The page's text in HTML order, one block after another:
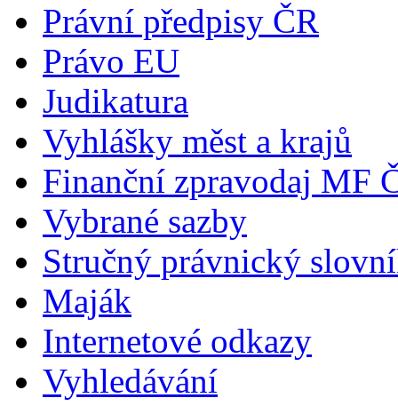
Právní předpisy ČR
Právo EU
Judikatura
Vyhlášky měst a krajů
Finanční zpravodaj MF
Vybrané sazby
Stručný právnický
Maják
Internetové odkazy
Vyhledávání